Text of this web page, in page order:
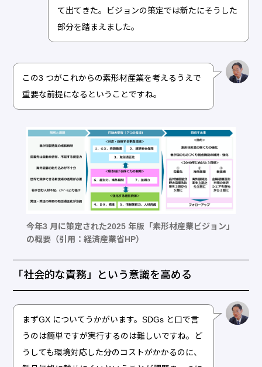
て出てきた。ビジョンの策定では新たにそうした
部分を踏まえました。
この3 つがこれからの素形材産業を考えるうえで
重要な前提になるということですね。
今年3 月に策定された2025 年版「素形材産業ビジョン」
の概要（引用：経済産業省HP）
「社会的な責務」という意識を高める
まずGX についてうかがいます。SDGs と口で言
うのは簡単ですが実行するのは難しいですね。ど
うしても環境対応した分のコストがかかるのに、